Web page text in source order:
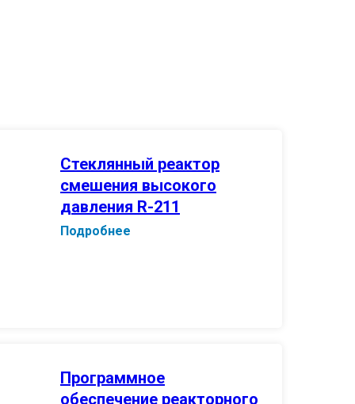
Стеклянный реактор
смешения высокого
давления R-211
Подробнее
Программное
обеспечение реакторного